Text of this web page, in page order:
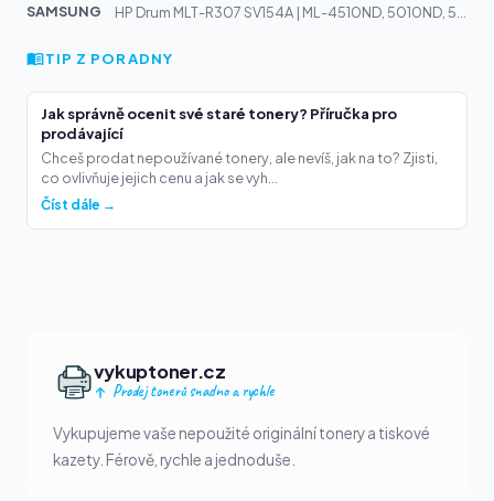
SAMSUNG
TIP Z PORADNY
Jak správně ocenit své staré tonery? Příručka pro
prodávající
Chceš prodat nepoužívané tonery, ale nevíš, jak na to? Zjisti,
co ovlivňuje jejich cenu a jak se vyh...
Číst dále →
vykuptoner.cz
Prodej tonerů snadno a rychle
Vykupujeme vaše nepoužité originální tonery a tiskové
kazety. Férově, rychle a jednoduše.